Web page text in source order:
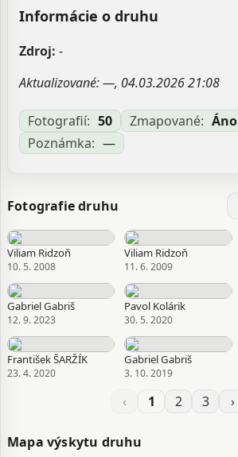
Informácie o druhu
Zdroj: -
Aktualizované: —, 04.03.2026 21:08
Fotografií: 50 Zmapované: Áno
Poznámka: —
Fotografie druhu
Viliam Ridzoň
10. 5. 2008
Viliam Ridzoň
11. 6. 2009
Gabriel Gabriš
12. 9. 2023
Pavol Kolárik
30. 5. 2020
František ŠARŽÍK
23. 4. 2020
Gabriel Gabriš
3. 10. 2019
‹ 1 2 3 ›
Mapa výskytu druhu